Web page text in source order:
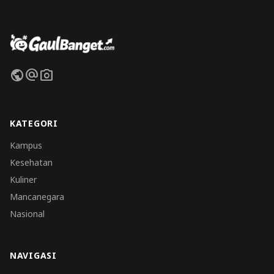
publicalternate_emailphoto_camera
KATEGORI
Kampus
Kesehatan
Kuliner
Mancanegara
Nasional
NAVIGASI